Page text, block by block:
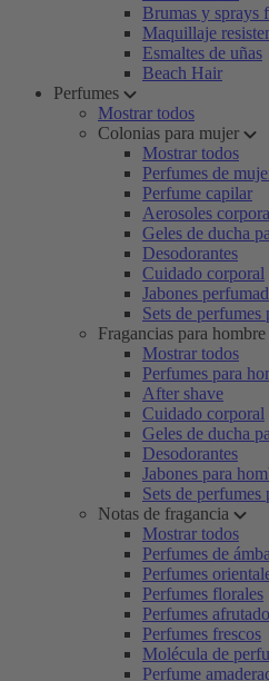
Brumas y sprays
Maquillaje
Esmaltes de uñas
Beach Hair
Perfumes
Mostrar todos
Colonias para mujer
Mostrar todos
Perfumes de
Perfume capilar
Aerosoles
Geles de ducha
Desodorantes
Cuidado corporal
Jabones
Sets de perfumes
Fragancias para hombre
Mostrar todos
Perfumes para
After shave
Cuidado corporal
Geles de ducha
Desodorantes
Jabones para
Sets de perfumes
Notas de fragancia
Mostrar todos
Perfumes de
Perfumes
Perfumes florales
Perfumes
Perfumes frescos
Molécula de
Perfume